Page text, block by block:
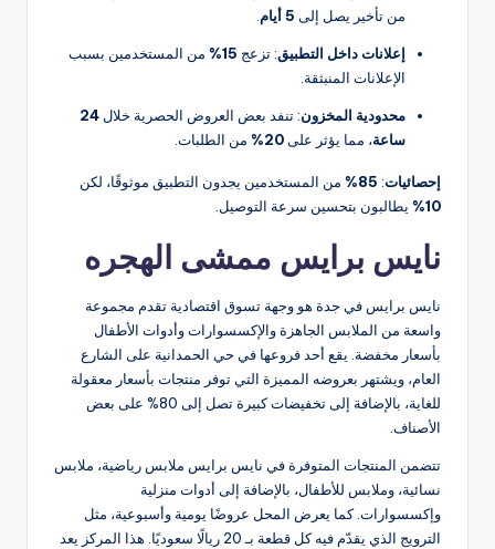
من تأخير يصل إلى 5 أيام
إعلانات داخل التطبيق: تزعج 15%
من المستخدمين بسبب
الإعلانات المنبثقة.
محدودية المخزون: تنفد بعض العروض الحصرية خلال 24
ساعة، مما يؤثر على 20% من الطلبات.
إحصائيات:
85%
من المستخدمين يجدون التطبيق موثوقًا، لكن
10%
يطالبون بتحسين سرعة التوصيل.
نايس برايس ممشى الهجره
نايس برايس في جدة هو وجهة تسوق اقتصادية تقدم مجموعة
واسعة من الملابس الجاهزة والإكسسوارات وأدوات الأطفال
بأسعار مخفضة. يقع أحد فروعها في حي الحمدانية على الشارع
العام، ويشتهر بعروضه المميزة التي توفر منتجات بأسعار معقولة
للغاية، بالإضافة إلى تخفيضات كبيرة تصل إلى 80% على بعض
الأصناف​.
تتضمن المنتجات المتوفرة في نايس برايس ملابس رياضية، ملابس
نسائية، وملابس للأطفال، بالإضافة إلى أدوات منزلية
وإكسسوارات. كما يعرض المحل عروضًا يومية وأسبوعية، مثل
الترويج الذي يقدّم فيه كل قطعة بـ 20 ريالًا سعوديًا. هذا المركز يعد